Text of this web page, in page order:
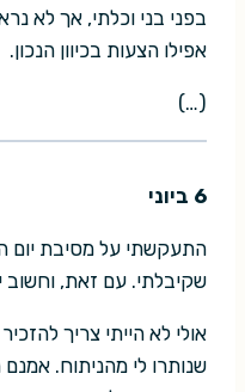
בפני בני וכלתי, אך לא
אפילו הצעות בכיוון הנכון.
(…)
6 ביוני
התעקשתי על מסיבת יום
שקיבלתי. עם זאת, וחשוב
אולי לא הייתי צריך
שנותרו לי מהניתוח.